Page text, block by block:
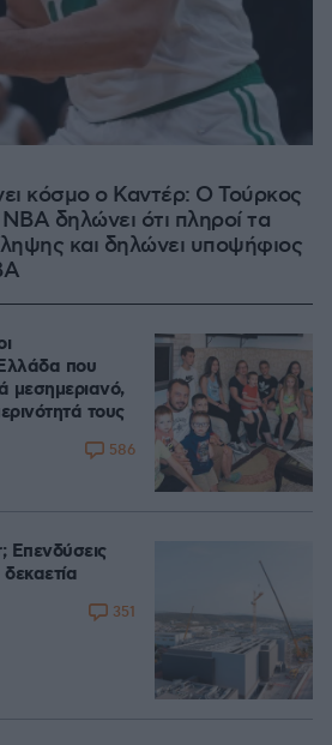
κόσμο ο Καντέρ: Ο Τούρκος
δηλώνει ότι πληροί τα
και δηλώνει υποψήφιος
που
μεσημεριανό,
τους
586
351